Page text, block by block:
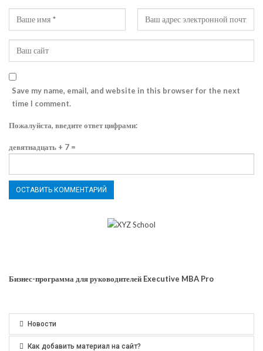
Save my name, email, and website in this browser for the next
time I comment.
Пожалуйста, введите ответ цифрами:
девятнадцать + 7 =
Бизнес-программа для руководителей Executive MBA Pro
Новости
Как добавить материал на сайт?